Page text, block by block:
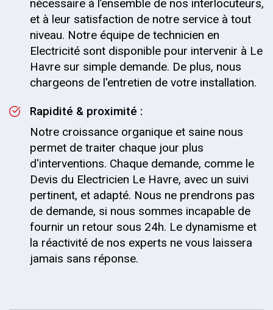
nécessaire à l’ensemble de nos interlocuteurs,
et à leur satisfaction de notre service à tout
niveau. Notre équipe de technicien en
Electricité sont disponible pour intervenir à Le
Havre sur simple demande. De plus, nous
chargeons de l'entretien de votre installation.
Rapidité & proximité :
Notre croissance organique et saine nous
permet de traiter chaque jour plus
d'interventions. Chaque demande, comme le
Devis du Electricien Le Havre, avec un suivi
pertinent, et adapté. Nous ne prendrons pas
de demande, si nous sommes incapable de
fournir un retour sous 24h. Le dynamisme et
la réactivité de nos experts ne vous laissera
jamais sans réponse.